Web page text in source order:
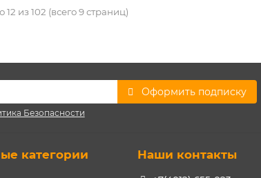
12 из 102 (всего 9 страниц)
Оформить подписку
Безопасности
категории Наши контакты